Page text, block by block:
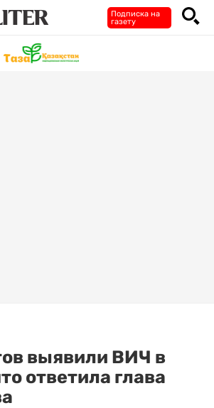
Подписка на
газету
выявили ВИЧ в
ответила глава